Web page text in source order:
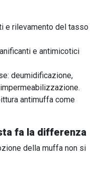
e rilevamento del tasso
e antimicotici
deumidificazione,
antimuffa come
fa la differenza
della muffa non si